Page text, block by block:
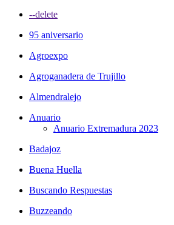
--delete
95 aniversario
Agroexpo
Agroganadera de Trujillo
Almendralejo
Anuario
Anuario Extremadura 2023
Badajoz
Buena Huella
Buscando Respuestas
Buzzeando